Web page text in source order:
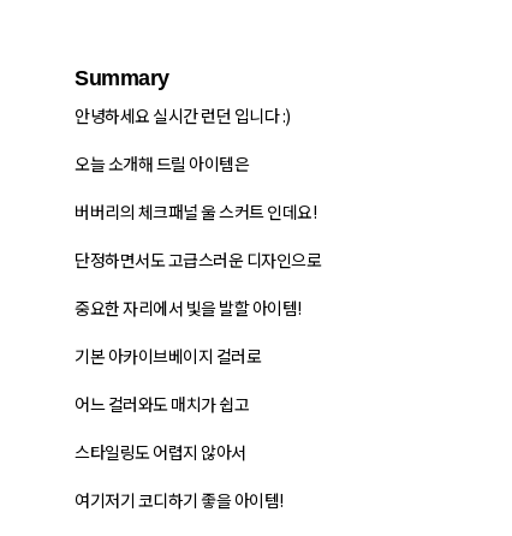
Summary
안녕하세요 실시간 런던 입니다 :)
오늘 소개해 드릴 아이템은
버버리의 체크패널 울 스커트 인데요!
단정하면서도 고급스러운 디자인으로
중요한 자리에서 빛을 발할 아이템!
기본 아카이브베이지 컬러로
어느 컬러와도 매치가 쉽고
스타일링도 어렵지 않아서
여기저기 코디하기 좋을 아이템!